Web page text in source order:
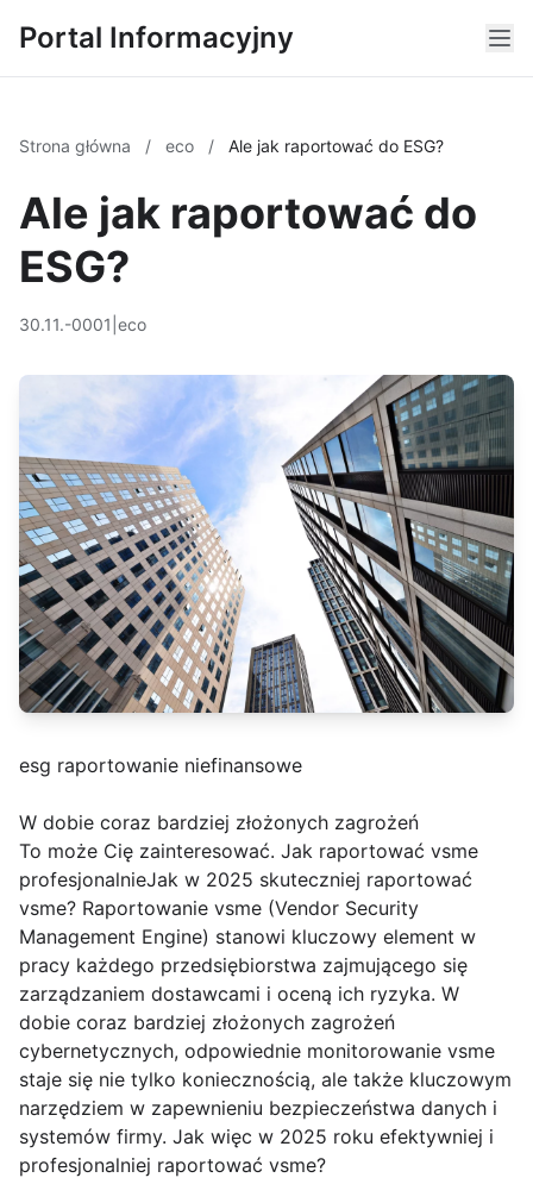
Portal Informacyjny
Strona główna / eco / Ale jak raportować do ESG?
Ale jak raportować do
ESG?
30.11.-0001 eco
esg raportowanie niefinansowe
W dobie coraz bardziej złożonych zagrożeń
To może Cię zainteresować. Jak raportować vsme
profesjonalnieJak w 2025 skuteczniej raportować
vsme? Raportowanie vsme (Vendor Security
Management Engine) stanowi kluczowy element w
pracy każdego przedsiębiorstwa zajmującego się
zarządzaniem dostawcami i oceną ich ryzyka. W
dobie coraz bardziej złożonych zagrożeń
cybernetycznych, odpowiednie monitorowanie vsme
staje się nie tylko koniecznością, ale także kluczowym
narzędziem w zapewnieniu bezpieczeństwa danych i
systemów firmy. Jak więc w 2025 roku efektywniej i
profesjonalniej raportować vsme?